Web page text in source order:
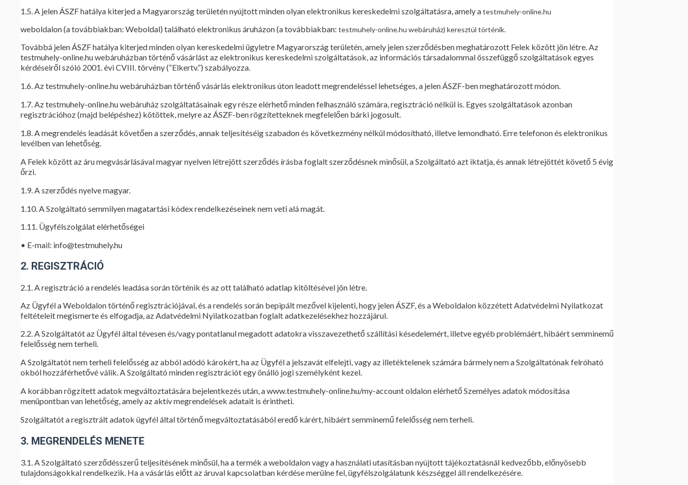
1.5. A jelen ÁSZF hatálya kiterjed a Magyarország területén nyújtott minden olyan elektronikus kereskedelmi szolgáltatásra, amely atestmuhely-online.hu
weboldalon (a továbbiakban: Weboldal) található elektronikus áruházon (a továbbiakban: testmuhely-online.hu webáruház) keresztül történik.
Továbbá jelen ÁSZF hatálya kiterjed minden olyan kereskedelmi ügyletre Magyarország területén, amely jelen szerződésben meghatározott Felek között jön létre. Az
testmuhely-online.hu webáruházban történő vásárlást az elektronikus kereskedelmi szolgáltatások, az információs társadalommal összefüggő szolgáltatások egyes
kérdéseiről szóló 2001. évi CVIII. törvény (“Elkertv.”) szabályozza.
1.6. Az testmuhely-online.hu webáruházban történő vásárlás elektronikus úton leadott megrendeléssel lehetséges, a jelen ÁSZF-ben meghatározott módon.
1.7. Az testmuhely-online.hu webáruház szolgáltatásainak egy része elérhető minden felhasználó számára, regisztráció nélkül is. Egyes szolgáltatások azonban
regisztrációhoz (majd belépéshez) kötöttek, melyre az ÁSZF-ben rögzítetteknek megfelelően bárki jogosult.
1.8. A megrendelés leadását követően a szerződés, annak teljesítéséig szabadon és következmény nélkül módosítható, illetve lemondható. Erre telefonon és elektronikus
levélben van lehetőség.
A Felek között az áru megvásárlásával magyar nyelven létrejött szerződés írásba foglalt szerződésnek minősül, a Szolgáltató azt iktatja, és annak létrejöttét követő 5 évig
őrzi.
1.9. A szerződés nyelve magyar.
1.10. A Szolgáltató semmilyen magatartási kódex rendelkezéseinek nem veti alá magát.
1.11. Ügyfélszolgálat elérhetőségei
• E-mail: info@testmuhely.hu
2. REGISZTRÁCIÓ
2.1. A regisztráció a rendelés leadása során történik és az ott található adatlap kitöltésével jön létre.
Az Ügyfél a Weboldalon történő regisztrációjával, és a rendelés során bepipált mezővel kijelenti, hogy jelen ÁSZF, és a Weboldalon közzétett Adatvédelmi Nyilatkozat
feltételeit megismerte és elfogadja, az Adatvédelmi Nyilatkozatban foglalt adatkezelésekhez hozzájárul.
2.2. A Szolgáltatót az Ügyfél által tévesen és/vagy pontatlanul megadott adatokra visszavezethető szállítási késedelemért, illetve egyéb problémáért, hibáért semminemű
felelősség nem terheli.
A Szolgáltatót nem terheli felelősség az abból adódó károkért, ha az Ügyfél a jelszavát elfelejti, vagy az illetéktelenek számára bármely nem a Szolgáltatónak felróható
okból hozzáférhetővé válik. A Szolgáltató minden regisztrációt egy önálló jogi személyként kezel.
A korábban rögzített adatok megváltoztatására bejelentkezés után, a www.testmuhely-online.hu/my-account oldalon elérhető Személyes adatok módosítása
menüpontban van lehetőség, amely az aktív megrendelések adatait is érintheti.
Szolgáltatót a regisztrált adatok ügyfél által történő megváltoztatásából eredő kárért, hibáért semminemű felelősség nem terheli.
3. MEGRENDELÉS MENETE
3.1. A Szolgáltató szerződésszerű teljesítésének minősül, ha a termék a weboldalon vagy a használati utasításban nyújtott tájékoztatásnál kedvezőbb, előnyösebb
tulajdonságokkal rendelkezik. Ha a vásárlás előtt az áruval kapcsolatban kérdése merülne fel, ügyfélszolgálatunk készséggel áll rendelkezésére.